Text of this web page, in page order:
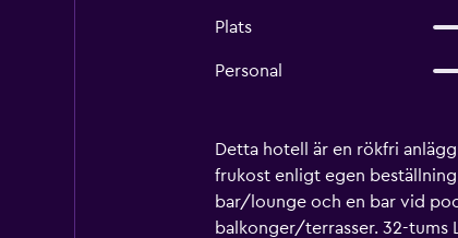
Plats
Personal
Detta hotell är en rökfri
frukost enligt egen
bar/lounge och en bar vid
balkonger/terrasser. 32-tums